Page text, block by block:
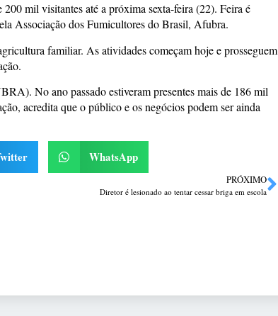
mil visitantes até a próxima sexta-feira (22). Feira é
Associação dos Fumicultores do Brasil, Afubra.
familiar. As atividades começam hoje e prosseguem
No ano passado estiveram presentes mais de 186 mil
acredita que o público e os negócios podem ser ainda
WhatsApp
PRÓXIMO
Diretor é lesionado ao tentar cessar briga em escola